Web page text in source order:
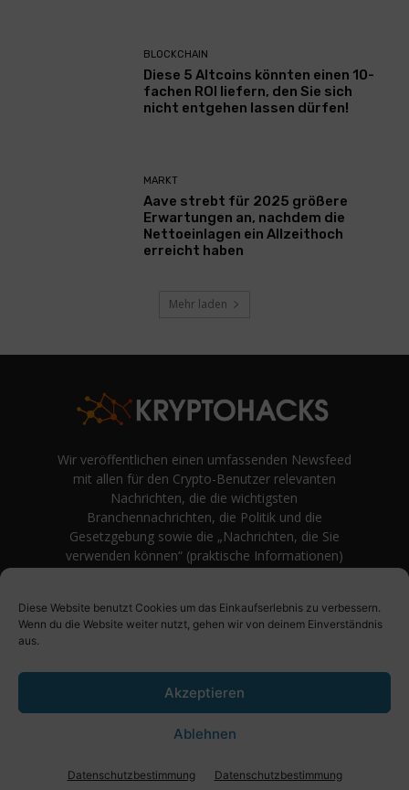
Diese Website benutzt Cookies um das Einkaufserlebnis zu verbessern.
Wenn du die Website weiter nutzt, gehen wir von deinem Einverständnis
aus.
Akzeptieren
Ablehnen
Datenschutzbestimmung Datenschutzbestimmung
BLOCKCHAIN
Diese 5 Altcoins könnten einen 10-
fachen ROI liefern, den Sie sich
nicht entgehen lassen dürfen!
MARKT
Aave strebt für 2025 größere
Erwartungen an, nachdem die
Nettoeinlagen ein Allzeithoch
erreicht haben
Mehr laden
Wir veröffentlichen einen umfassenden Newsfeed
mit allen für den Crypto-Benutzer relevanten
Nachrichten, die die wichtigsten
Branchennachrichten, die Politik und die
Gesetzgebung sowie die „Nachrichten, die Sie
verwenden können“ (praktische Informationen)
Meinungen rund um Kryptowährung. Einfache
Logik und Beispiele aus der Praxis werden vor
bevorzugt.
© KryptoHacks News - 2021